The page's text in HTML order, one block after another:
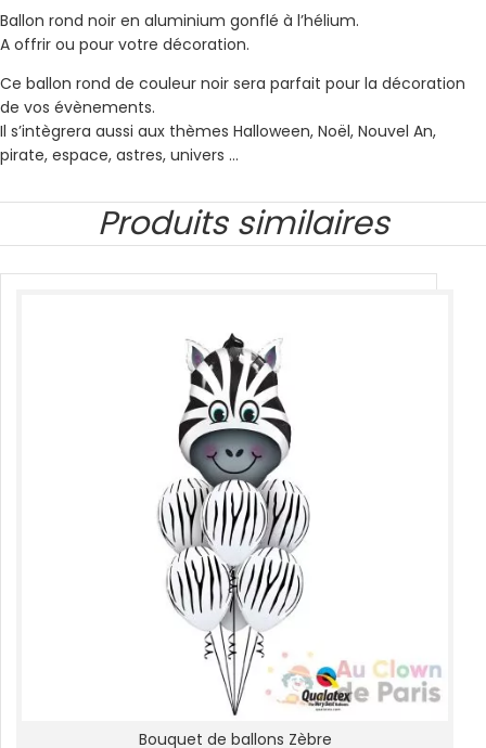
Ballon rond noir en aluminium gonflé à l’hélium.
A offrir ou pour votre décoration.
Ce ballon rond de couleur noir sera parfait pour la décoration
de vos évènements.
Il s’intègrera aussi aux thèmes Halloween, Noël, Nouvel An,
pirate, espace, astres, univers …
Produits similaires
Bouquet de ballons Zèbre